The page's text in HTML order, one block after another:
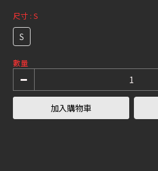
尺寸 : S
S
數量
加入購物車